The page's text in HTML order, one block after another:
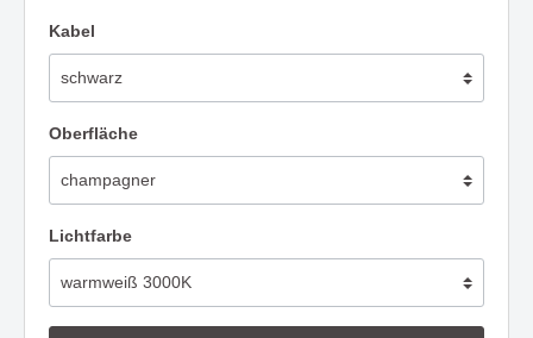
Kabel
Oberfläche
Lichtfarbe